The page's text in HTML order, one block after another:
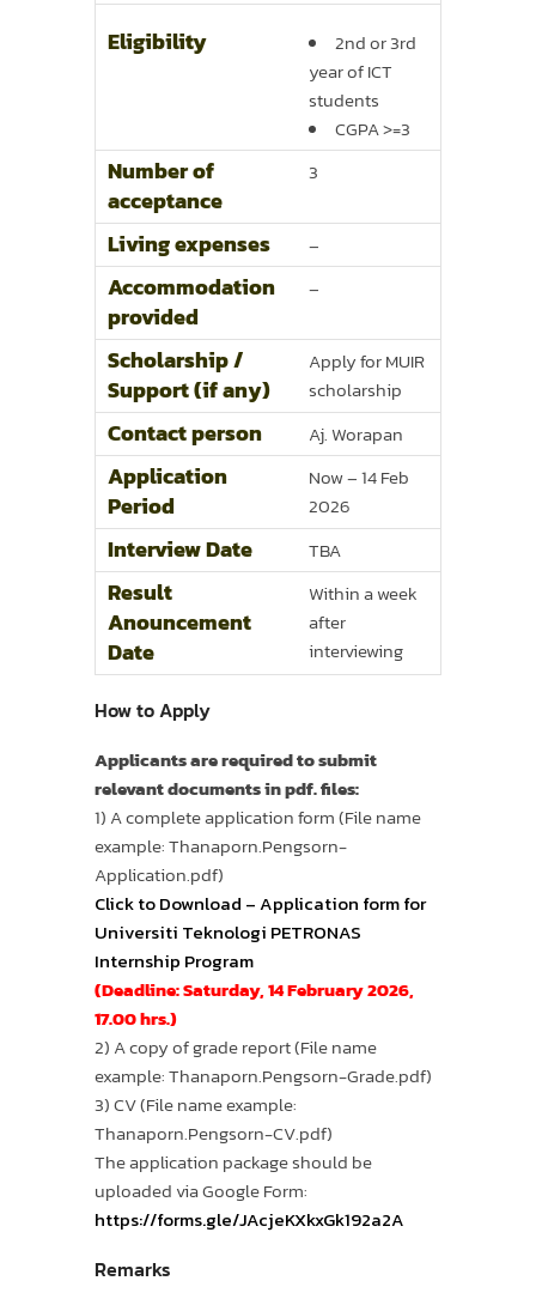
Eligibility
2nd or 3rd
year of ICT
students
CGPA >=3
Number of
acceptance
3
Living expenses –
Accommodation
provided
–
Scholarship /
Support (if any)
Apply for MUIR
scholarship
Contact person Aj. Worapan
Application
Period
Now – 14 Feb
2026
Interview Date TBA
Result
Anouncement
Date
Within a week
after
interviewing
How to Apply
Applicants are required to submit
relevant documents in pdf. files:
1) A complete application form (File name
example: Thanaporn.Pengsorn-
Application.pdf)
Click to Download – Application form for
Universiti Teknologi PETRONAS
Internship Program
(Deadline: Saturday, 14 February 2026,
17.00 hrs.)
2) A copy of grade report (File name
example: Thanaporn.Pengsorn-Grade.pdf)
3) CV (File name example:
Thanaporn.Pengsorn-CV.pdf)
The application package should be
uploaded via Google Form:
https://forms.gle/JAcjeKXkxGk192a2A
Remarks